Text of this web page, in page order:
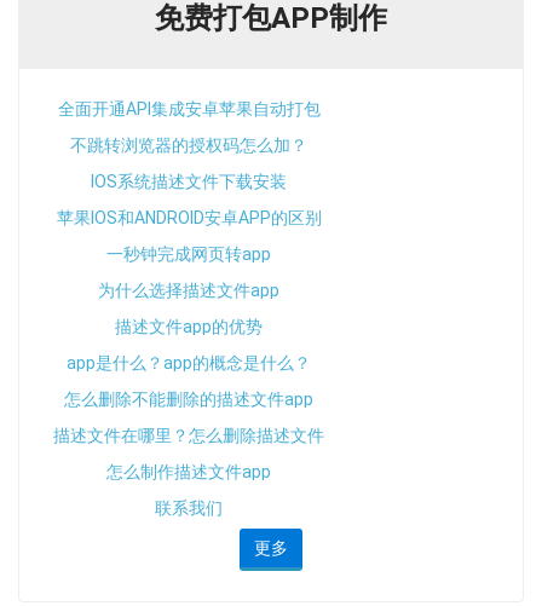
免费打包APP制作
全面开通API集成安卓苹果自动打包
功能
不跳转浏览器的授权码怎么加？
IOS系统描述文件下载安装
苹果IOS和ANDROID安卓APP的区别
一秒钟完成网页转app
为什么选择描述文件app
描述文件app的优势
app是什么？app的概念是什么？
怎么删除不能删除的描述文件app
描述文件在哪里？怎么删除描述文件
app
怎么制作描述文件app
联系我们
更多